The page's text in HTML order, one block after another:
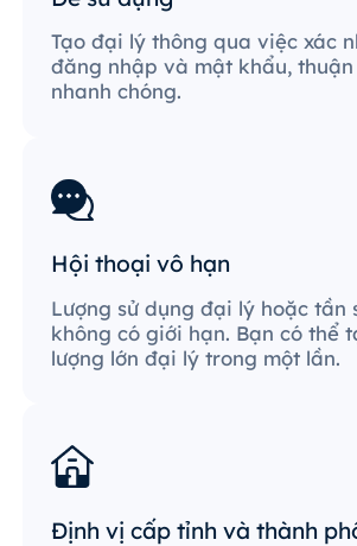
Tạo đại lý thông qua việc xác
đăng nhập và mật khẩu,
nhanh chóng.
Hội thoại vô hạn
Lượng sử dụng đại lý hoặc tần
không có giới hạn. Bạn có thể
lượng lớn đại lý trong một lần.
Định vị cấp tỉnh và thành